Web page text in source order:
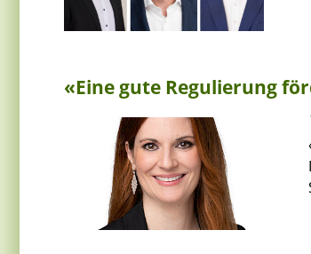
«Eine gute Regulierung